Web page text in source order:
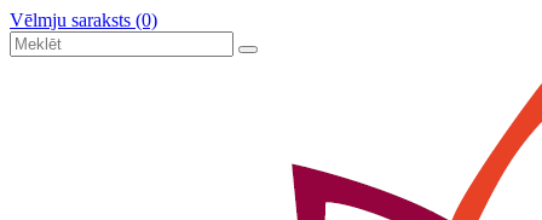
Vēlmju saraksts (0)